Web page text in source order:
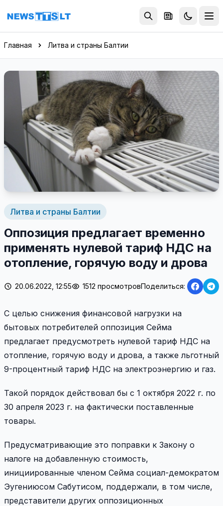
Перейти к содержимому
Главная Литва и страны Балтии
Литва и страны Балтии
Оппозиция предлагает временно
применять нулевой тариф НДС на
отопление, горячую воду и дрова
20.06.2022, 12:55 1512 просмотровПоделиться:
С целью снижения финансовой нагрузки на
бытовых потребителей оппозиция Сейма
предлагает предусмотреть нулевой тариф НДС на
отопление, горячую воду и дрова, а также льготный
9-процентный тариф НДС на электроэнергию и газ.
Такой порядок действовал бы с 1 октября 2022 г. по
30 апреля 2023 г. на фактически поставленные
товары.
Предусматривающие это поправки к Закону о
налоге на добавленную стоимость,
инициированные членом Сейма социал-демократом
Эугениюсом Сабутисом, поддержали, в том числе,
представители других оппозиционных